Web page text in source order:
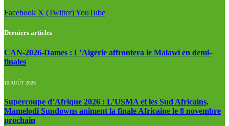
Facebook X (Twitter)YouTube
Derniers articles
CAN-2026-Dames : L’Algérie affrontera le Malawi en demi-
finales
10 AOÛT 2026
Supercoupe d’Afrique 2026 : L’USMA et les Sud Africains,
Mamelodi Sundowns animent la finale Africaine le 8 novembre
prochain